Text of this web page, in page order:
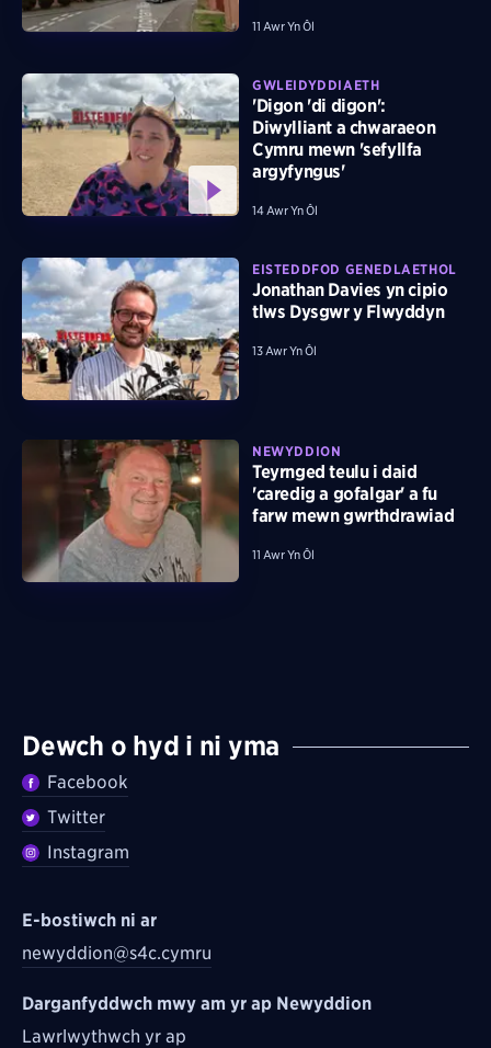
11 Awr Yn Ôl
GWLEIDYDDIAETH
'Digon 'di digon':
Diwylliant a chwaraeon
Cymru mewn 'sefyllfa
argyfyngus'
14 Awr Yn Ôl
EISTEDDFOD GENEDLAETHOL
Jonathan Davies yn cipio
tlws Dysgwr y Flwyddyn
13 Awr Yn Ôl
NEWYDDION
Teyrnged teulu i daid
'caredig a gofalgar' a fu
farw mewn gwrthdrawiad
11 Awr Yn Ôl
Dewch o hyd i ni yma
Facebook
Twitter
Instagram
E-bostiwch ni ar
newyddion@s4c.cymru
Darganfyddwch mwy am yr ap Newyddion
Lawrlwythwch yr ap